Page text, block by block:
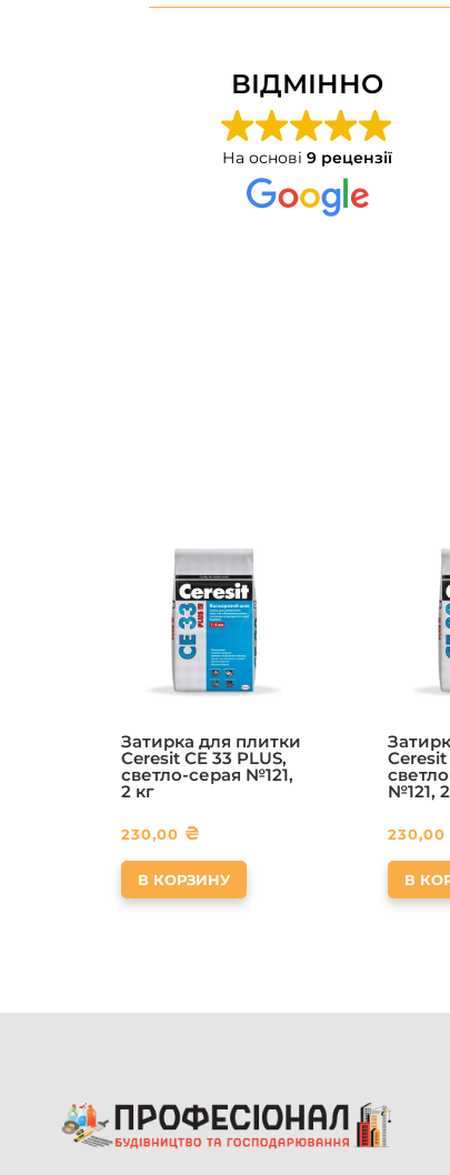
ВІДМІННО
На основі9 рецензії
Затирка для плитки
Ceresit CE 33 PLUS,
светло-серая №121,
2 кг
230,00 ₴
В КОРЗИНУ
Ceresit
№121,
230,00
В